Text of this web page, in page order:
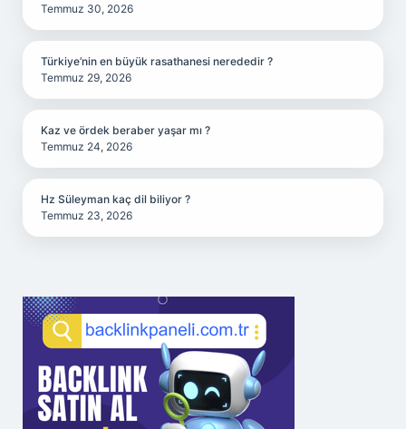
Temmuz 30, 2026
Türkiye’nin en büyük rasathanesi nerededir ?
Temmuz 29, 2026
Kaz ve ördek beraber yaşar mı ?
Temmuz 24, 2026
Hz Süleyman kaç dil biliyor ?
Temmuz 23, 2026